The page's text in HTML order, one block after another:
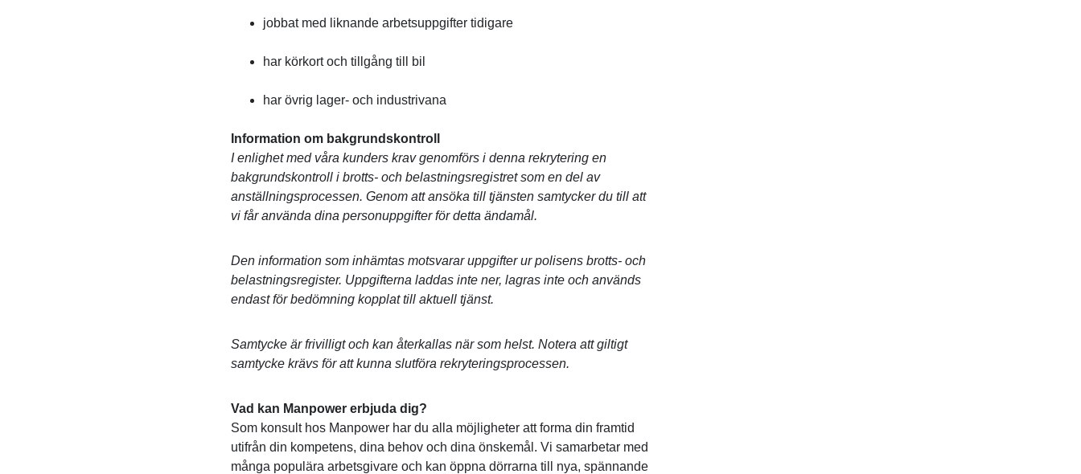
jobbat med liknande arbetsuppgifter tidigare
har körkort och tillgång till bil
har övrig lager- och industrivana
Information om bakgrundskontroll
I enlighet med våra kunders krav genomförs i denna rekrytering en
bakgrundskontroll i brotts- och belastningsregistret som en del av
anställningsprocessen. Genom att ansöka till tjänsten samtycker du till att
vi får använda dina personuppgifter för detta ändamål.
Den information som inhämtas motsvarar uppgifter ur polisens brotts- och
belastningsregister. Uppgifterna laddas inte ner, lagras inte och används
endast för bedömning kopplat till aktuell tjänst.
Samtycke är frivilligt och kan återkallas när som helst. Notera att giltigt
samtycke krävs för att kunna slutföra rekryteringsprocessen.
Vad kan Manpower erbjuda dig?
Som konsult hos Manpower har du alla möjligheter att forma din framtid
utifrån din kompetens, dina behov och dina önskemål. Vi samarbetar med
många populära arbetsgivare och kan öppna dörrarna till nya, spännande